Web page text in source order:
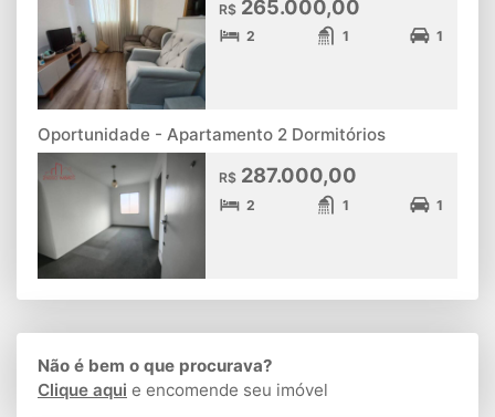
R$ 265.000,00
2 1 1
Oportunidade - Apartamento 2 Dormitórios
R$ 287.000,00
2 1 1
Não é bem o que procurava?
Clique aqui e encomende seu imóvel